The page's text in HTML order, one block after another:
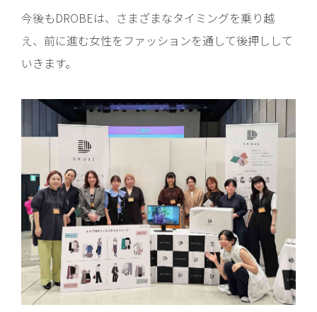
今後もDROBEは、さまざまなタイミングを乗り越
え、前に進む女性をファッションを通して後押しして
いきます。